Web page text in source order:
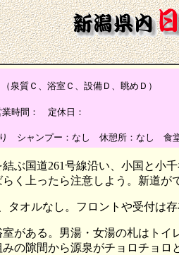
質Ｃ、浴室Ｃ、設備Ｄ、眺めＤ）
時間： 定休日：
シャンプー：なし 休憩所：なし 食
ぶ国道261号線沿い、小国と小
く上ったら注意しよう。新道が
タオルなし。フロントや受付は
がある。男湯・女湯の札はト
の隙間から源泉がチョロチョ